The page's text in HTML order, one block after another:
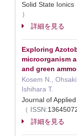
Solid State
）
詳細を見る
Exploring
microorganism
and green
Kosem N.,
Ishihara T.
Journal of
（ ISSN:
詳細を見る